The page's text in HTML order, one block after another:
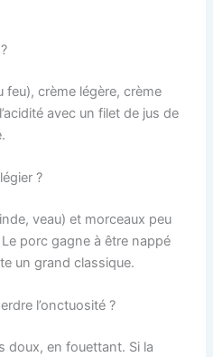
feu), crème légère, crème
avec un filet de jus de
?
veau) et morceaux peu
porc gagne à être nappé
un grand classique.
l’onctuosité ?
doux, en fouettant. Si la